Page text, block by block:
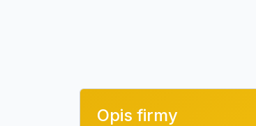
Opis firmy